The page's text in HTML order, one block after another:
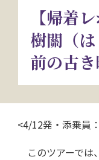
【帰着
樹關（
前の古き
<4/12発・添乗
このツアーでは